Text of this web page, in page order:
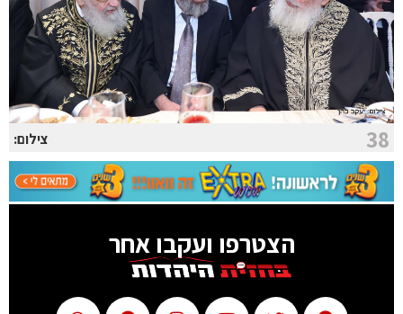
38 צילום:
הצטרפו ועקבו אחר